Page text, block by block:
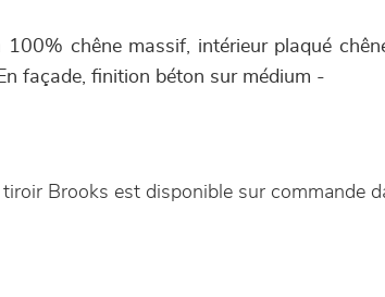
100% chêne massif, intérieur plaqué
façade, finition béton sur médium -
Brooks est disponible sur commande